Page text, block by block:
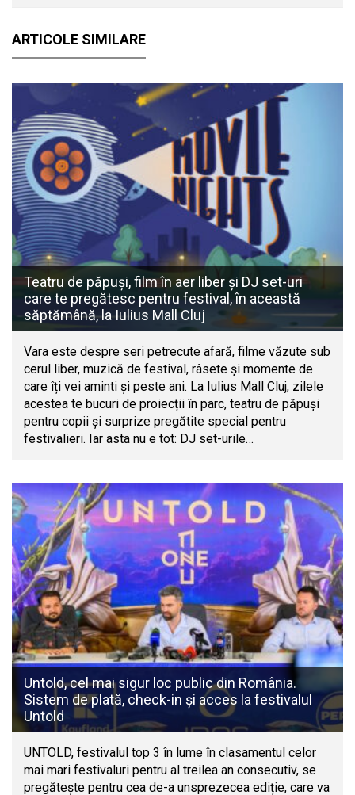
ARTICOLE SIMILARE
Teatru de păpuși, film în aer liber și DJ set-uri
care te pregătesc pentru festival, în această
săptămână, la Iulius Mall Cluj
Vara este despre seri petrecute afară, filme văzute sub
cerul liber, muzică de festival, râsete și momente de
care îți vei aminti și peste ani. La Iulius Mall Cluj, zilele
acestea te bucuri de proiecții în parc, teatru de păpuși
pentru copii și surprize pregătite special pentru
festivalieri. Iar asta nu e tot: DJ set-urile…
Untold, cel mai sigur loc public din România.
Sistem de plată, check-in și acces la festivalul
Untold
UNTOLD, festivalul top 3 în lume în clasamentul celor
mai mari festivaluri pentru al treilea an consecutiv, se
pregătește pentru cea de-a unsprezecea ediție, care va